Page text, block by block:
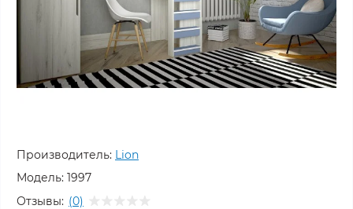
Производитель: Lion
Модель: 1997
Отзывы: (0)